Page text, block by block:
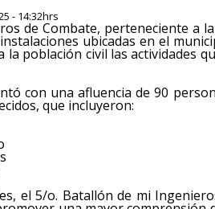
- 14:32hrs
de Combate, perteneciente a
ubicadas en el
población civil las actividades
con una afluencia de 90
que incluyeron:
el 5/o. Batallón de mi